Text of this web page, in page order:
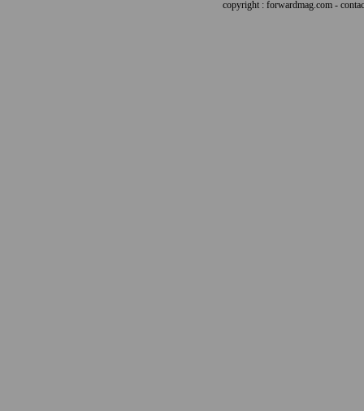
copyright : forwardmag.com -